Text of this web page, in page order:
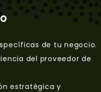
de tu negocio.
del proveedor de
estratégica y